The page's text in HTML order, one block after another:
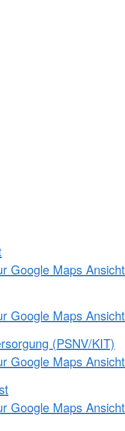
Google Maps Ansicht
Google Maps Ansicht
(PSNV/KIT)
Google Maps Ansicht
Google Maps Ansicht